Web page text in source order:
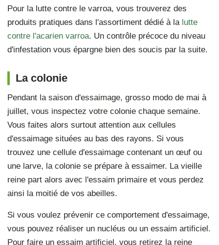
Pour la lutte contre le varroa, vous trouverez des
produits pratiques dans l'assortiment dédié à la lutte
contre l'acarien varroa. Un contrôle précoce du niveau
d'infestation vous épargne bien des soucis par la suite.
La colonie
Pendant la saison d'essaimage, grosso modo de mai à
juillet, vous inspectez votre colonie chaque semaine.
Vous faites alors surtout attention aux cellules
d'essaimage situées au bas des rayons. Si vous
trouvez une cellule d'essaimage contenant un œuf ou
une larve, la colonie se prépare à essaimer. La vieille
reine part alors avec l'essaim primaire et vous perdez
ainsi la moitié de vos abeilles.
Si vous voulez prévenir ce comportement d'essaimage,
vous pouvez réaliser un nucléus ou un essaim artificiel.
Pour faire un essaim artificiel, vous retirez la reine